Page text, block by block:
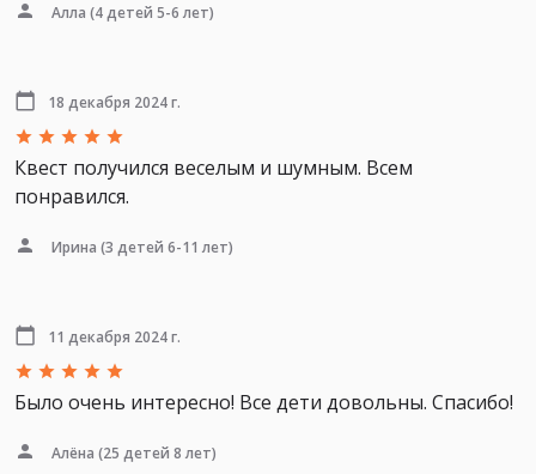
Алла (4 детей 5-6 лет)
18 декабря 2024 г.
Квест получился веселым и шумным. Всем
понравился.
Ирина (3 детей 6-11 лет)
11 декабря 2024 г.
Было очень интересно! Все дети довольны. Спасибо!
Алёна (25 детей 8 лет)